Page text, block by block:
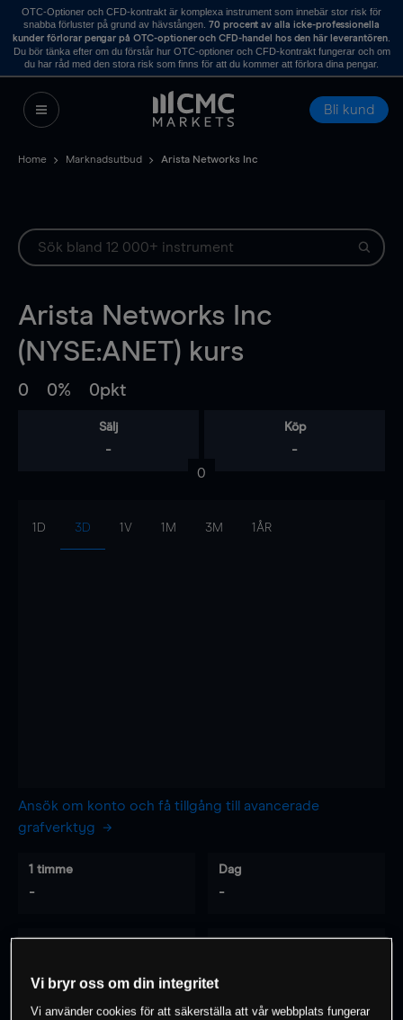
OTC-Optioner och CFD-kontrakt är komplexa instrument som innebär stor risk för
snabba förluster på grund av hävstången. 70 procent av alla icke-professionella
kunder förlorar pengar på OTC-optioner och CFD-handel hos den här leverantören.
Du bör tänka efter om du förstår hur OTC-optioner och CFD-kontrakt fungerar och om
du har råd med den stora risk som finns för att du kommer att förlora dina pengar.
Bli kund
Home Marknadsutbud Arista Networks Inc
Arista Networks Inc
(NYSE:ANET) kurs
0 0% 0pkt
Sälj
-
Köp
-
0
1D 3D 1V 1M 3M 1ÅR
Ansök om konto och få tillgång till avancerade
grafverktyg
1 timme
-
Dag
-
Vi bryr oss om din integritet
Vi använder cookies för att säkerställa att vår webbplats fungerar